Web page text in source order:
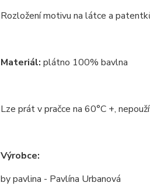
Rozložení motivu na látce a
Materiál: plátno 100% bavlna
Lze prát v pračce na 60°C +,
Výrobce:
by pavlina - Pavlína Urbanová